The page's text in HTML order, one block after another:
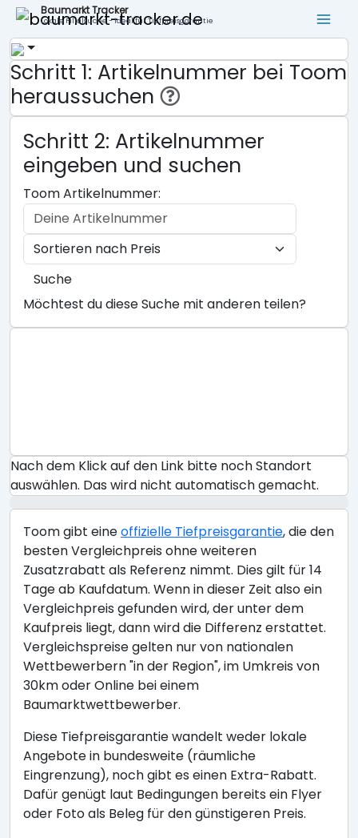
Baumarkt Tracker
Lokale Filialsuche - ideal für Tiefpreisgarantie
Schritt 1: Artikelnummer bei Toom
heraussuchen
Schritt 2: Artikelnummer
eingeben und suchen
Toom Artikelnummer:
Suche
Möchtest du diese Suche mit anderen teilen?
Nach dem Klick auf den Link bitte noch Standort
auswählen. Das wird nicht automatisch gemacht.
Toom gibt eineoffizielle Tiefpreisgarantie, die den
besten Vergleichpreis ohne weiteren
Zusatzrabatt als Referenz nimmt. Dies gilt für 14
Tage ab Kaufdatum. Wenn in dieser Zeit also ein
Vergleichpreis gefunden wird, der unter dem
Kaufpreis liegt, dann wird die Differenz erstattet.
Vergleichspreise gelten nur von nationalen
Wettbewerbern "in der Region", im Umkreis von
30km oder Online bei einem
Baumarktwettbewerber.
Diese Tiefpreisgarantie wandelt weder lokale
Angebote in bundesweite (räumliche
Eingrenzung), noch gibt es einen Extra-Rabatt.
Dafür genügt laut Bedingungen bereits ein Flyer
oder Foto als Beleg für den günstigeren Preis.